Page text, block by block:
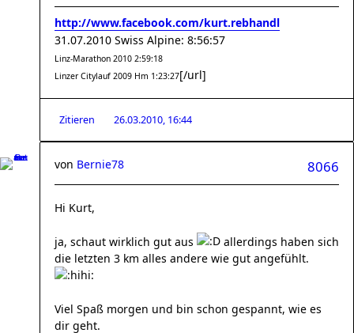
http://www.facebook.com/kurt.rebhandl
31.07.2010 Swiss Alpine: 8:56:57
Linz-Marathon 2010 2:59:18
Linzer Citylauf 2009 Hm 1:23:27[/url]
Zitieren 26.03.2010, 16:44
8066
von Bernie78
Hi Kurt,
ja, schaut wirklich gut aus
allerdings haben sich
die letzten 3 km alles andere wie gut angefühlt.
Viel Spaß morgen und bin schon gespannt, wie es
dir geht.